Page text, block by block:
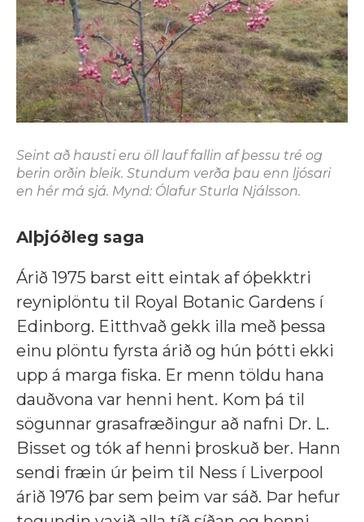
Seint að hausti eru öll lauf fallin af þessu tré og
berin orðin bleik. Stundum verða þau enn ljósari
en hér má sjá. Mynd: Ólafur Sturla Njálsson.
Alþjóðleg saga
Árið 1975 barst eitt eintak af óþekktri
reyniplöntu til Royal Botanic Gardens í
Edinborg. Eitthvað gekk illa með þessa
einu plöntu fyrsta árið og hún þótti ekki
upp á marga fiska. Er menn töldu hana
dauðvona var henni hent. Kom þá til
sögunnar grasafræðingur að nafni Dr. L.
Bisset og tók af henni þroskuð ber. Hann
sendi fræin úr þeim til Ness í Liverpool
árið 1976 þar sem þeim var sáð. Þar hefur